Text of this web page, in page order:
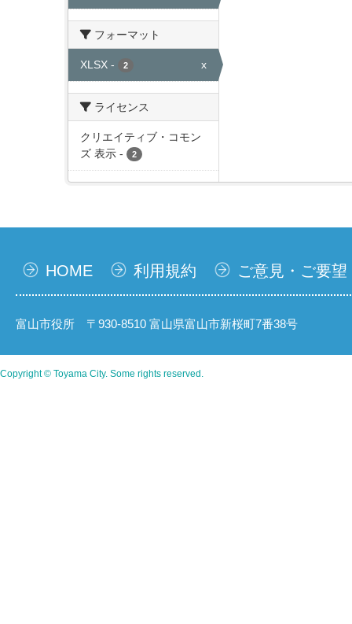
フォーマット
XLSX - 2 x
ライセンス
クリエイティブ・コモン
ズ 表示 - 2
HOME 利用規約 ご意見・ご要望
富山市役所 〒930-8510 富山県富山市新桜町7番38号
Copyright © Toyama City. Some rights reserved.